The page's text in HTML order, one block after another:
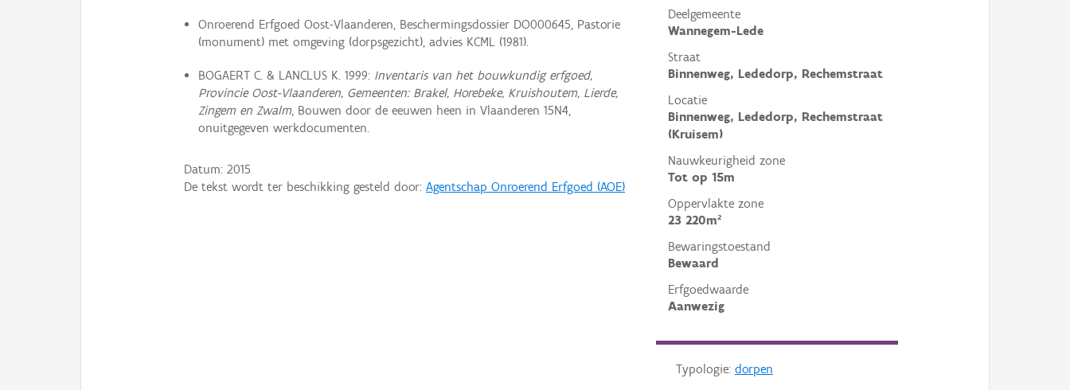
Deelgemeente
Wannegem-Lede
Straat
Binnenweg, Lededorp, Rechemstraat
Locatie
Binnenweg, Lededorp, Rechemstraat
(Kruisem)
Nauwkeurigheid zone
Tot op 15m
Oppervlakte zone
23 220m²
Bewaringstoestand
Bewaard
Erfgoedwaarde
Aanwezig
Typologie: dorpen
Onroerend Erfgoed Oost-Vlaanderen, Beschermingsdossier DO000645, Pastorie
(monument) met omgeving (dorpsgezicht), advies KCML (1981).
BOGAERT C. & LANCLUS K. 1999: Inventaris van het bouwkundig erfgoed,
Provincie Oost-Vlaanderen, Gemeenten: Brakel, Horebeke, Kruishoutem, Lierde,
Zingem en Zwalm, Bouwen door de eeuwen heen in Vlaanderen 15N4,
onuitgegeven werkdocumenten.
Datum:2015
De tekst wordt ter beschikking gesteld door:Agentschap Onroerend Erfgoed (AOE)